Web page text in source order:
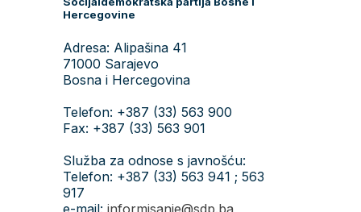
Hercegovine
Adresa: Alipašina 41
71000 Sarajevo
Bosna i Hercegovina
Telefon: +387 (33) 563 900
Fax: +387 (33) 563 901
Služba za odnose s javnošću:
Telefon: +387 (33) 563 941 ; 563
917
e-mail: informisanje@sdp.ba